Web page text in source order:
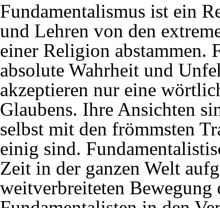
Fundamentalismus ist ein
und Lehren von den
einer Religion abstammen.
absolute Wahrheit und
akzeptieren nur eine
Glaubens. Ihre Ansichten
selbst mit den frömmsten
einig sind.
Zeit in der ganzen Welt
weitverbreiteten